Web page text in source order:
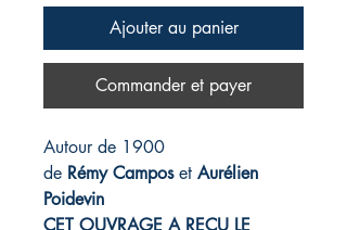
Ajouter au panier
Commander et payer
Autour de 1900
de Rémy Camposet Aurélien
Poidevin
CET OUVRAGE A REÇU LE